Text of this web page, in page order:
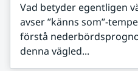
Vad betyder egentligen
avser ”känns som”-
förstå
denna vägled...